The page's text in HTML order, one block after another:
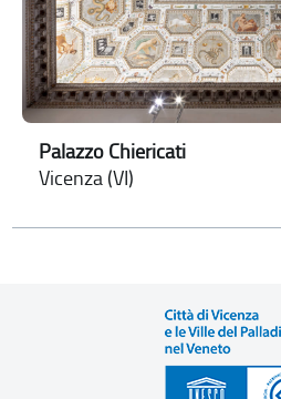
Palazzo Chiericati
Vicenza (VI)